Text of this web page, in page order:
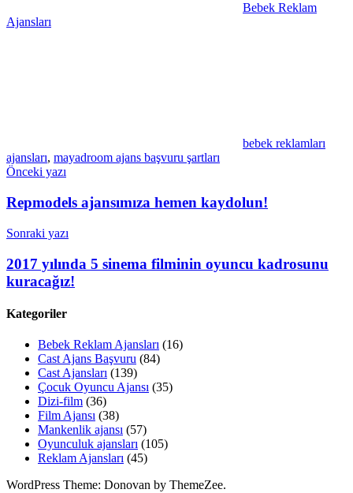
Bebek Reklam
Ajansları
bebek reklamları
ajansları, mayadroom ajans başvuru şartları
Yazı
gezinmesi
Önceki yazı
Repmodels ajansımıza hemen kaydolun!
Sonraki yazı
2017 yılında 5 sinema filminin oyuncu kadrosunu
kuracağız!
Kategoriler
Bebek Reklam Ajansları (16)
Cast Ajans Başvuru (84)
Cast Ajansları (139)
Çocuk Oyuncu Ajansı (35)
Dizi-film (36)
Film Ajansı (38)
Mankenlik ajansı (57)
Oyunculuk ajansları (105)
Reklam Ajansları (45)
WordPress Theme: Donovan by ThemeZee.